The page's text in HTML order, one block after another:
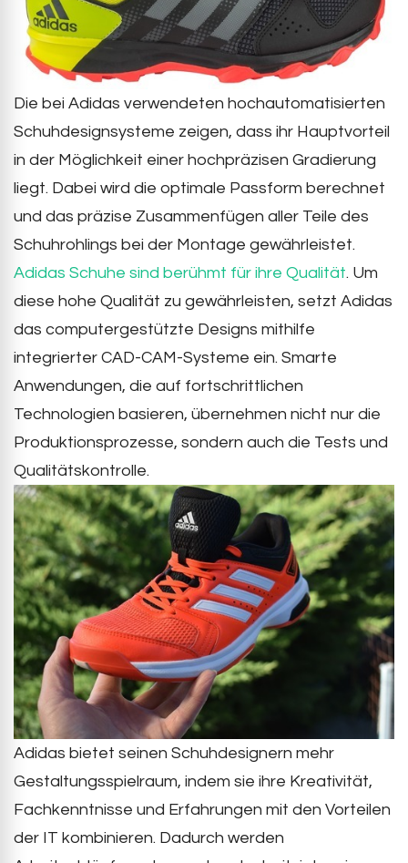
Die bei Adidas verwendeten hochautomatisierten
Schuhdesignsysteme zeigen, dass ihr Hauptvorteil
in der Möglichkeit einer hochpräzisen Gradierung
liegt. Dabei wird die optimale Passform berechnet
und das präzise Zusammenfügen aller Teile des
Schuhrohlings bei der Montage gewährleistet.
Adidas Schuhe sind berühmt für ihre Qualität. Um
diese hohe Qualität zu gewährleisten, setzt Adidas
das computergestützte Designs mithilfe
integrierter CAD-CAM-Systeme ein. Smarte
Anwendungen, die auf fortschrittlichen
Technologien basieren, übernehmen nicht nur die
Produktionsprozesse, sondern auch die Tests und
Qualitätskontrolle.
Adidas bietet seinen Schuhdesignern mehr
Gestaltungsspielraum, indem sie ihre Kreativität,
Fachkenntnisse und Erfahrungen mit den Vorteilen
der IT kombinieren. Dadurch werden